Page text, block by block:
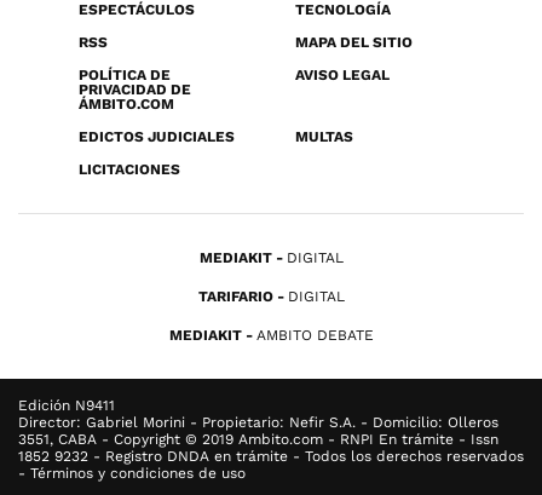
ESPECTÁCULOS
TECNOLOGÍA
RSS
MAPA DEL SITIO
POLÍTICA DE
PRIVACIDAD DE
ÁMBITO.COM
AVISO LEGAL
EDICTOS JUDICIALES
MULTAS
LICITACIONES
MEDIAKIT DIGITAL
TARIFARIO DIGITAL
MEDIAKIT AMBITO DEBATE
Edición N9411
Director: Gabriel Morini - Propietario: Nefir S.A. - Domicilio: Olleros
3551, CABA - Copyright © 2019 Ambito.com - RNPI En trámite - Issn
1852 9232 - Registro DNDA en trámite - Todos los derechos reservados
- Términos y condiciones de uso